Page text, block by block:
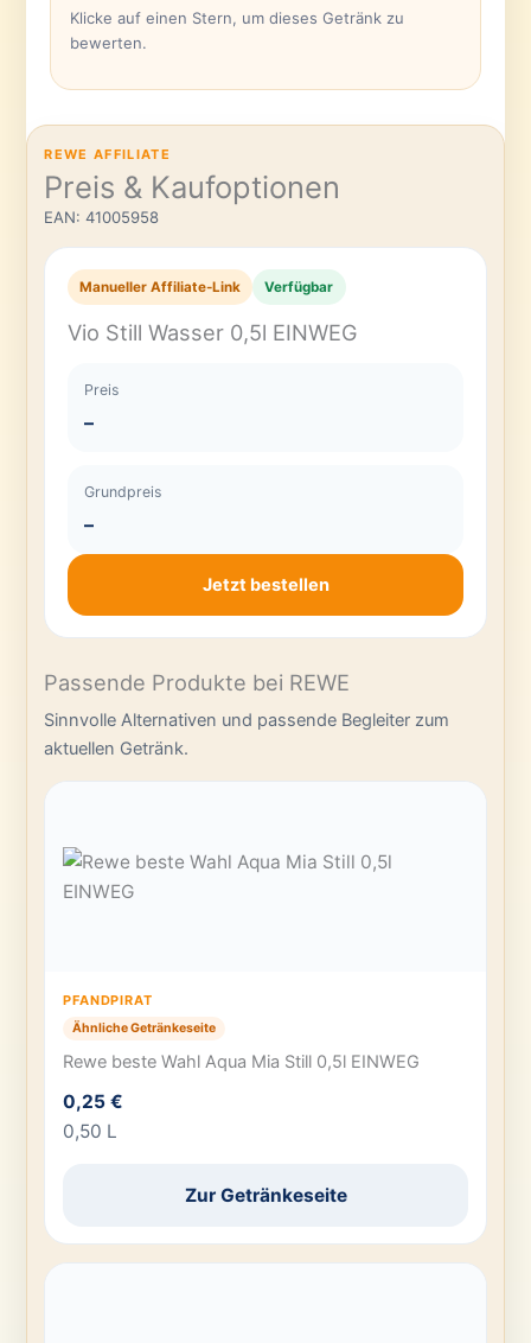
Klicke auf einen Stern, um dieses Getränk zu
bewerten.
REWE AFFILIATE
Preis & Kaufoptionen
EAN: 41005958
Manueller Affiliate-Link Verfügbar
Vio Still Wasser 0,5l EINWEG
Preis
–
Grundpreis
–
Jetzt bestellen
Passende Produkte bei REWE
Sinnvolle Alternativen und passende Begleiter zum
aktuellen Getränk.
PFANDPIRAT
Ähnliche Getränkeseite
Rewe beste Wahl Aqua Mia Still 0,5l EINWEG
0,25 €
0,50 L
Zur Getränkeseite